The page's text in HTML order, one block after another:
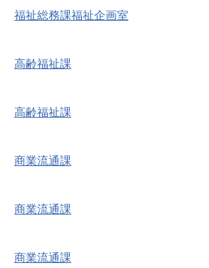
福祉総務課福祉企画室
高齢福祉課
高齢福祉課
商業流通課
商業流通課
商業流通課